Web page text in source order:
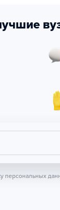
персональных